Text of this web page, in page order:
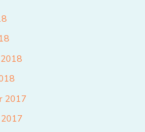
2017